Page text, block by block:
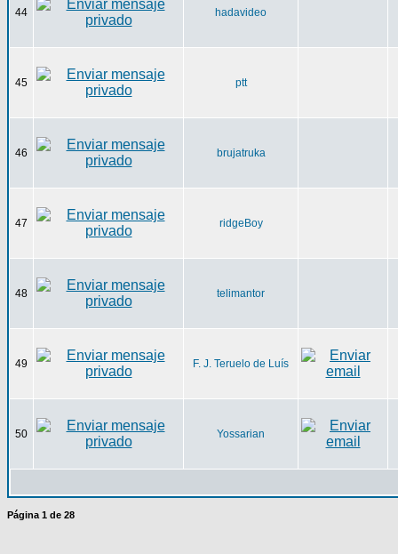
44 hadavideo
45 ptt
46 brujatruka
47 ridgeBoy
48 telimantor
49 F. J. Teruelo de Luís
50 Yossarian
Página 1 de 28